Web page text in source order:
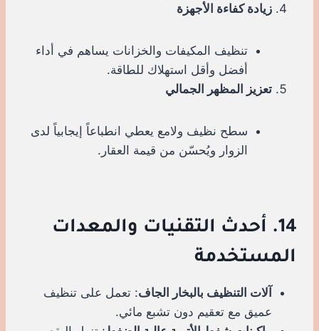
زيادة كفاءة الأجهزة
تنظيف المكيفات والخزانات يساهم في أداء
أفضل وأقل استهلاك للطاقة.
تعزيز المظهر الجمالي
سطح نظيف ولامع يعطي انطباعاً إيجابياً لدى
الزوار ويُحسّن من قيمة العقار.
14. أحدث التقنيات والمعدات
المستخدمة
آلات التنظيف بالبخار الجاف: تعمل على تنظيف
عميق مع تعقيم دون تشبع مائي.